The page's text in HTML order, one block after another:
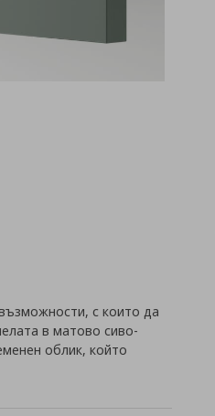
с които да
в матово сиво-
облик, който